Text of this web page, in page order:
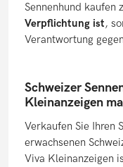
Sennenhund kaufen
Verpflichtung ist,
Verantwortung
Schweizer
Kleinanzeigen
Verkaufen Sie Ihren
erwachsenen
Viva Kleinanzeigen